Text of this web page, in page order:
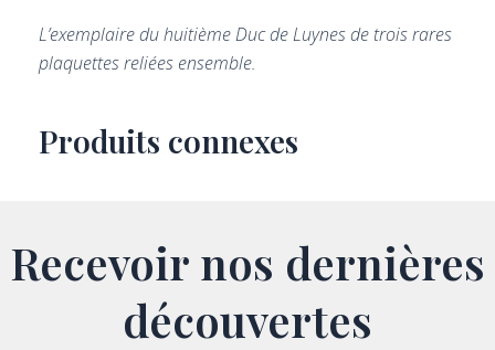
L’exemplaire du huitième Duc de Luynes de trois rares
plaquettes reliées ensemble.
Produits connexes
Recevoir nos dernières
découvertes